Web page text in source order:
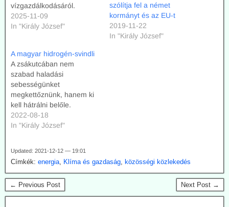
vízgazdálkodásáról.
2025-11-09
In "Király József"
szólítja fel a német
kormányt és az EU-t
2019-11-22
In "Király József"
A magyar hidrogén-svindli
A zsákutcában nem
szabad haladási
sebességünket
megkettőznünk, hanem ki
kell hátrálni belőle.
2022-08-18
In "Király József"
Updated: 2021-12-12 — 19:01
Címkék: energia Klíma és gazdaság közösségi közlekedés
← Previous Post Next Post →